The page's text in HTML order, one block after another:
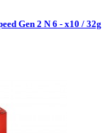
Gen 2 N 6 - x10 / 32g